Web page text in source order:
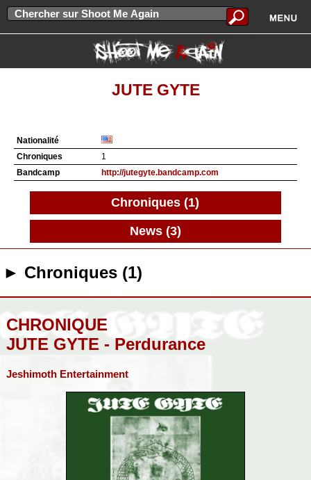
JUTE GYTE
Nationalité
Chroniques
1
Bandcamp
http://jutegyte.bandcamp.com
Chroniques (1)
News (3)
► Chroniques (1)
CHRONIQUE
JUTE GYTE - Perdurance
Jeshimoth Entertainment